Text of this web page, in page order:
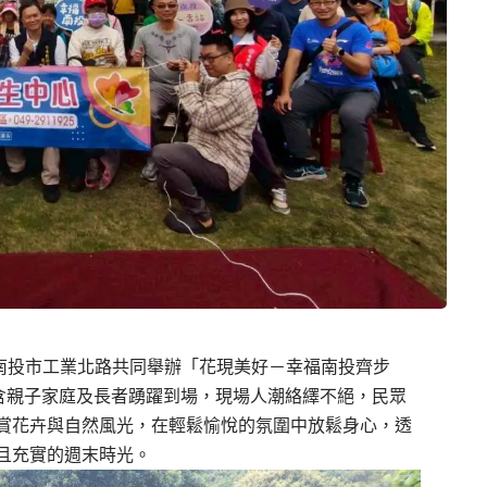
市工業北路共同舉辦「花現美好－幸福南投齊步
子家庭及長者踴躍到場，現場人潮絡繹不絕，民眾
卉與自然風光，在輕鬆愉悅的氛圍中放鬆身心，透
充實的週末時光。